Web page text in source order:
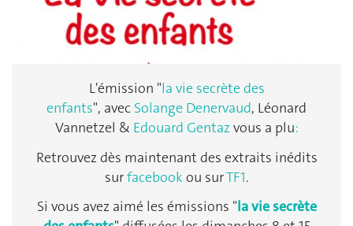
L'émission "la vie secrète des
enfants", avec Solange Denervaud, Léonard
Vannetzel & Edouard Gentaz vous a plu:
Retrouvez dès maintenant des extraits inédits
surfacebook ou surTF1.
Si vous avez aimé les émissions "la vie secrète